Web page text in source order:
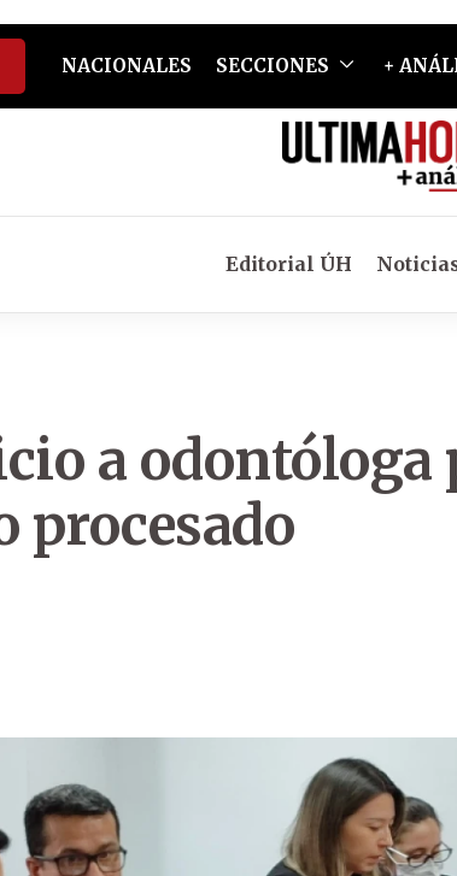
NACIONALES SECCIONES +
Editorial ÚH
a odontóloga
procesado